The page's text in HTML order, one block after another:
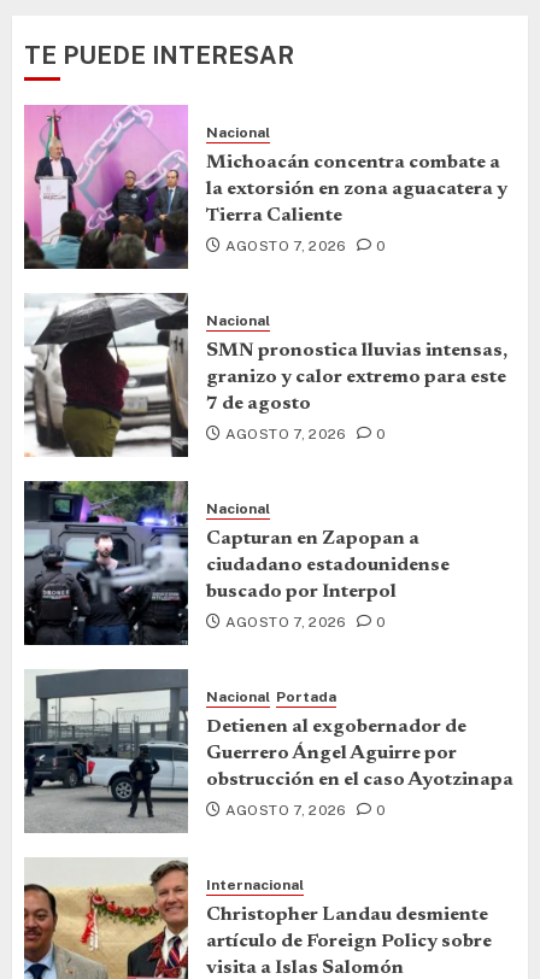
TE PUEDE INTERESAR
Nacional
Michoacán concentra combate a
la extorsión en zona aguacatera y
Tierra Caliente
AGOSTO 7, 2026 0
Nacional
SMN pronostica lluvias intensas,
granizo y calor extremo para este
7 de agosto
AGOSTO 7, 2026 0
Nacional
Capturan en Zapopan a
ciudadano estadounidense
buscado por Interpol
AGOSTO 7, 2026 0
Nacional Portada
Detienen al exgobernador de
Guerrero Ángel Aguirre por
obstrucción en el caso Ayotzinapa
AGOSTO 7, 2026 0
Internacional
Christopher Landau desmiente
artículo de Foreign Policy sobre
visita a Islas Salomón